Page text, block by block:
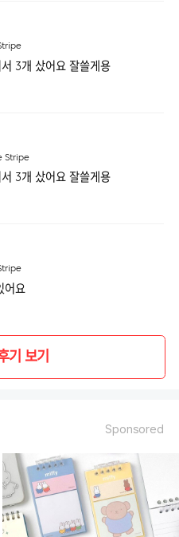
3개 샀어요 잘쓸게용
Stripe
3개 샀어요 잘쓸게용
어요
기 보기
Sponsored